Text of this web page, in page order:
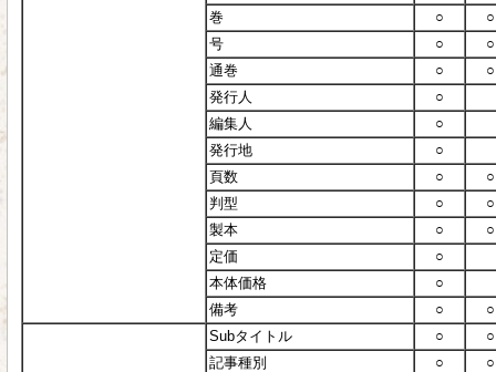
巻
○
○
号
○
○
通巻
○
○
発行人
○
編集人
○
発行地
○
頁数
○
○
判型
○
○
製本
○
○
定価
○
本体価格
○
備考
○ ○
Subタイトル ○
○
記事種別
○
○